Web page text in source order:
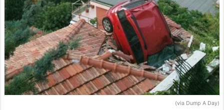
(via Dump A Day)